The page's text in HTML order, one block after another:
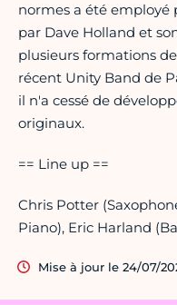
normes a été employé
par Dave Holland et
plusieurs formations
récent Unity Band de
il n'a cessé de
originaux.
== Line up ==
Chris Potter
Piano), Eric Harland
Mise à jour le 24/07/